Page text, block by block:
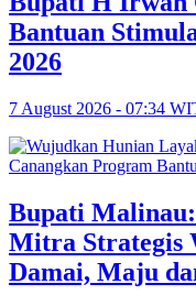
Bantuan
2026
7 August 2026 - 07:34
Bupati
Mitra Strategis
Damai, Maju